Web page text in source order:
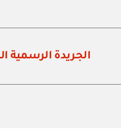
الجريدة الرسمية